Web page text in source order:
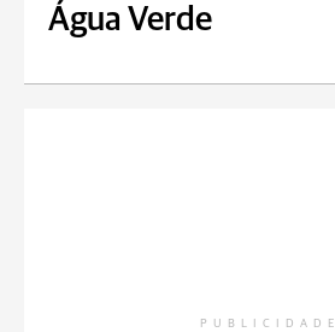
Água Verde
PUBLICIDADE